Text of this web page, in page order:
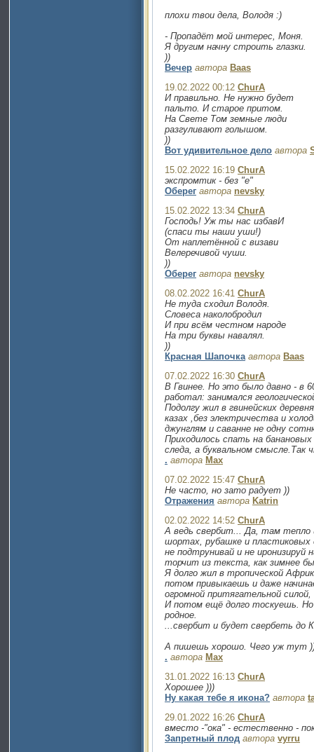
плохи твои дела, Володя :)
- Пропадёт мой интерес, Моня.
Я другим начну строить глазки.
))
Вечер автора Baas
19.02.2022 00:12 ChurA
И правильно. Не нужно будет
пальто. И старое притом.
На Свете Том земные люди
разгуливают голышом.
))
Вот удивительное дело автора
15.02.2022 16:19 ChurA
экспромтик - без "е"
Оберег автора nevsky
15.02.2022 13:34 ChurA
Господь! Уж ты нас избавИ
(спаси ты наши уши!)
От наплетённой с визави
Велеречивой чуши.
))
Оберег автора nevsky
08.02.2022 16:41 ChurA
Не туда сходил Володя.
Словеса наколобродил
И при всём честном народе
На три буквы навалял.
))
Красная Шапочка автора Baas
07.02.2022 16:30 ChurA
В Гвинее. Но это было давно - в
работал: занимался
Подолгу жил в гвинейских
казах ,без электричества и
джунглям и саванне не одну
Приходилось спать на
следа, а буквальном
. автора Max
07.02.2022 15:47 ChurA
Не часто, но зато радует ))
Отражения автора Katrin
02.02.2022 14:52 ChurA
А ведь свербит... Да, там тепло
шортах, рубашке и пластиковых
не подтрунивай и не иронизируй
торчит из текста, как зимнее
Я долго жил в тропической
потом привыкаешь и даже
огромной притягательной
И потом ещё долго тоскуешь.
родное.
...свербит и будет свербеть до
А пишешь хорошо. Чего уж тут
. автора Max
31.01.2022 16:13 ChurA
Хорошее )))
Ну какая тебе я икона? автора
29.01.2022 16:26 ChurA
вместо -"ока" - естественно -
Запретный плод автора vyrru